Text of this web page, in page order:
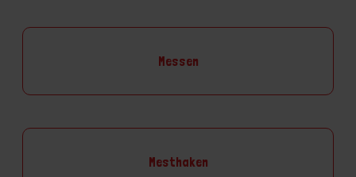
Messen
Mesthaken